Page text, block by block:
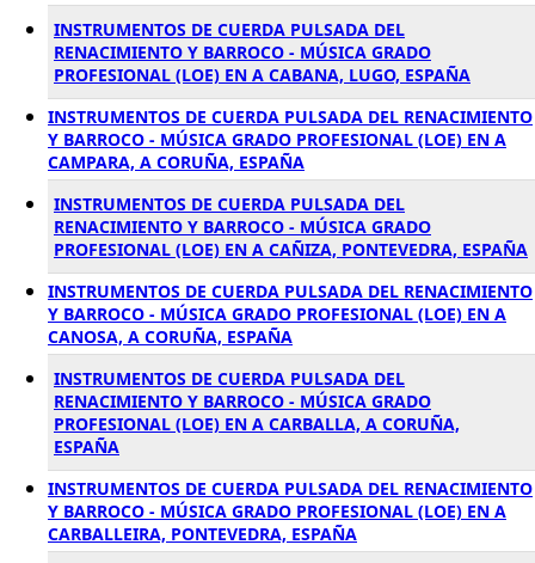
INSTRUMENTOS DE CUERDA PULSADA DEL
RENACIMIENTO Y BARROCO - MÚSICA GRADO
PROFESIONAL (LOE) EN A CABANA, LUGO, ESPAÑA
INSTRUMENTOS DE CUERDA PULSADA DEL RENACIMIENTO
Y BARROCO - MÚSICA GRADO PROFESIONAL (LOE) EN A
CAMPARA, A CORUÑA, ESPAÑA
INSTRUMENTOS DE CUERDA PULSADA DEL
RENACIMIENTO Y BARROCO - MÚSICA GRADO
PROFESIONAL (LOE) EN A CAÑIZA, PONTEVEDRA, ESPAÑA
INSTRUMENTOS DE CUERDA PULSADA DEL RENACIMIENTO
Y BARROCO - MÚSICA GRADO PROFESIONAL (LOE) EN A
CANOSA, A CORUÑA, ESPAÑA
INSTRUMENTOS DE CUERDA PULSADA DEL
RENACIMIENTO Y BARROCO - MÚSICA GRADO
PROFESIONAL (LOE) EN A CARBALLA, A CORUÑA,
ESPAÑA
INSTRUMENTOS DE CUERDA PULSADA DEL RENACIMIENTO
Y BARROCO - MÚSICA GRADO PROFESIONAL (LOE) EN A
CARBALLEIRA, PONTEVEDRA, ESPAÑA